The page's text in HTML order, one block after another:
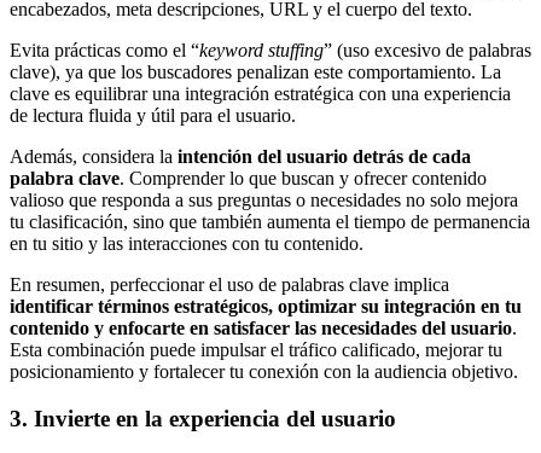
encabezados, meta descripciones, URL y el cuerpo del texto.
Evita prácticas como el “keyword stuffing” (uso excesivo de palabras
clave), ya que los buscadores penalizan este comportamiento. La
clave es equilibrar una integración estratégica con una experiencia
de lectura fluida y útil para el usuario.
Además, considera la intención del usuario detrás de cada
palabra clave. Comprender lo que buscan y ofrecer contenido
valioso que responda a sus preguntas o necesidades no solo mejora
tu clasificación, sino que también aumenta el tiempo de permanencia
en tu sitio y las interacciones con tu contenido.
En resumen, perfeccionar el uso de palabras clave implica
identificar términos estratégicos, optimizar su integración en tu
contenido y enfocarte en satisfacer las necesidades del usuario.
Esta combinación puede impulsar el tráfico calificado, mejorar tu
posicionamiento y fortalecer tu conexión con la audiencia objetivo.
3. Invierte en la experiencia del usuario